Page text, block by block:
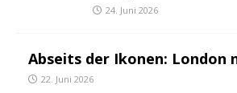
24. Juni 2026
Abseits der Ikonen: London
22. Juni 2026